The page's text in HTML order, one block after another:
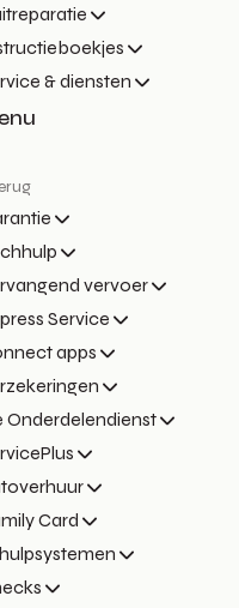
& diensten
vervoer
Service
apps
Onderdelendienst
Card